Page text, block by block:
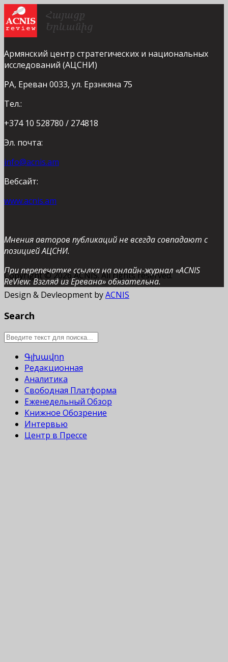
Армянский центр стратегических и национальных
исследований (АЦСНИ)
РА, Ереван 0033, ул. Ерзнкяна 75
Тел.:
+374 10 528780 / 274818
Эл. почта:
info@acnis.am
Вебсайт:
www.acnis.am
Мнения авторов публикаций не всегда совпадают с
позицией АЦСНИ.
При перепечатке ссылка на онлайн-журнал «ACNIS
ReView: Взгляд из Еревана» обязательна.
Copyright © 2026 ACNIS. All rights reserved.
Design & Devleopment byACNIS
Search
Գլխավոր
Редакционная
Аналитика
Свободная Платформа
Еженедельный Обзор
Книжное Обозрение
Интервью
Центр в Прессе